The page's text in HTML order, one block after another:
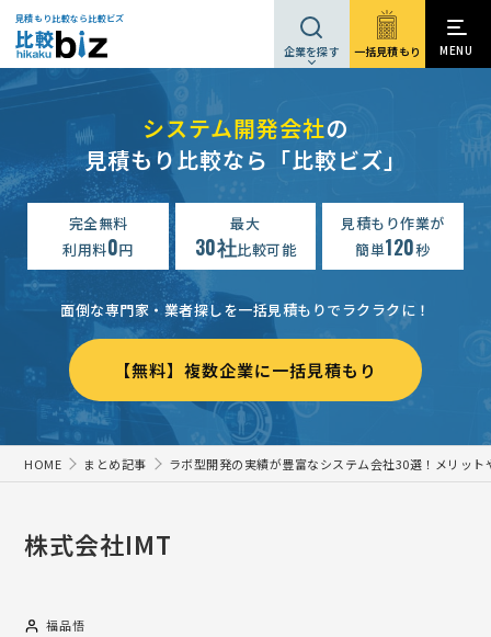
見積もり比較なら比較ビズ
企業を探す 一括見積もり MENU
システム開発会社の
見積もり比較なら「比較ビズ」
完全無料
利用料0円
最大
30社比較可能
見積もり作業が
簡単120秒
面倒な専門家・業者探しを一括見積もりでラクラクに！
【無料】複数企業に一括見積もり
HOME まとめ記事 ラボ型開発の実績が豊富なシステム会社30選！メリッ
株式会社IMT
福品悟